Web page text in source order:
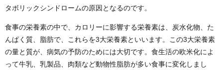
タボリックシンドロームの原因となるのです。
食事の栄養素の中で、カロリーに影響する栄養素は、炭水化物、た
んぱく質、脂肪で、これらを3大栄養素といいます。この3大栄養素
の量と質が、病気の予防のためには大切です。食生活の欧米化によ
って牛乳、乳製品、肉類など動物性脂肪が多い食事に変化しまし